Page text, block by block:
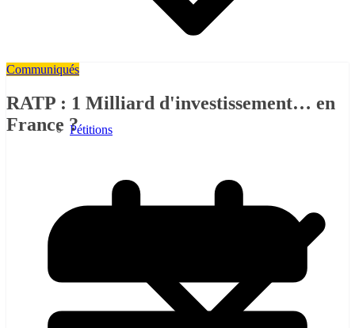
Pétitions
Communiqués
RATP : 1 Milliard d'investissement… en
France ?